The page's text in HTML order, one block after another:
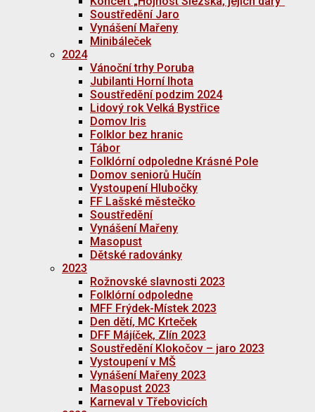
Soustředění Jaro
Vynášení Mařeny
Minibáleček
2024
Vánoční trhy Poruba
Jubilanti Horní lhota
Soustředění podzim 2024
Lidový rok Velká Bystřice
Domov Iris
Folklor bez hranic
Tábor
Folklórní odpoledne Krásné Pole
Domov seniorů Hučín
Vystoupení Hlubočky
FF Lašské městečko
Soustředění
Vynášení Mařeny
Masopust
Dětské radovánky
2023
Rožnovské slavnosti 2023
Folklórní odpoledne
MFF Frýdek-Místek 2023
Den dětí, MC Krteček
DFF Májíček, Zlín 2023
Soustředění Klokočov – jaro 2023
Vystoupení v MŠ
Vynášení Mařeny 2023
Masopust 2023
Karneval v Třebovicích